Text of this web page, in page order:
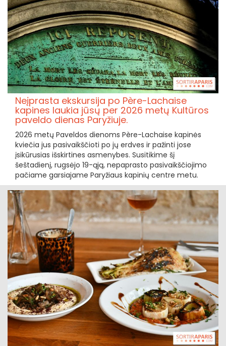
Neįprasta ekskursija po Père-Lachaise
kapines laukia jūsų per 2026 metų Kultūros
paveldo dienas Paryžiuje.
2026 metų Paveldos dienoms Père-Lachaise kapinės
kviečia jus pasivaikščioti po jų erdves ir pažinti jose
įsikūrusias išskirtines asmenybes. Susitikime šį
šeštadienį, rugsėjo 19-ąją, nepaprasto pasivaikščiojimo
pačiame garsiajame Paryžiaus kapinių centre metu.